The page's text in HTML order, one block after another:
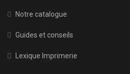
Notre catalogue
Guides et conseils
Lexique Imprimerie